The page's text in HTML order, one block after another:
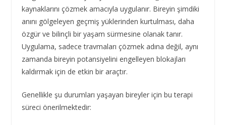
kaynaklarını çözmek amacıyla uygulanır. Bireyin şimdiki
anını gölgeleyen geçmiş yüklerinden kurtulması, daha
özgür ve bilinçli bir yaşam sürmesine olanak tanır.
Uygulama, sadece travmaları çözmek adına değil, aynı
zamanda bireyin potansiyelini engelleyen blokajları
kaldırmak için de etkin bir araçtır.
Genellikle şu durumları yaşayan bireyler için bu terapi
süreci önerilmektedir: